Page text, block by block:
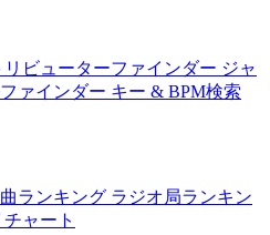
リビューターファインダー ジャ
ァインダー キー & BPM検索
ランキング ラジオ局ランキン
チャート